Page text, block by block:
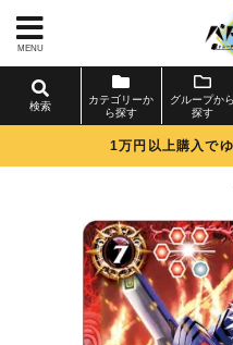
MENU
検索
カテゴリーか
ら探す
グループから
探す
1万円以上購入で